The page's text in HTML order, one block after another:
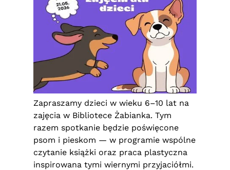
Zapraszamy dzieci w wieku 6–10 lat na
zajęcia w Bibliotece Żabianka. Tym
razem spotkanie będzie poświęcone
psom i pieskom — w programie wspólne
czytanie książki oraz praca plastyczna
inspirowana tymi wiernymi przyjaciółmi.